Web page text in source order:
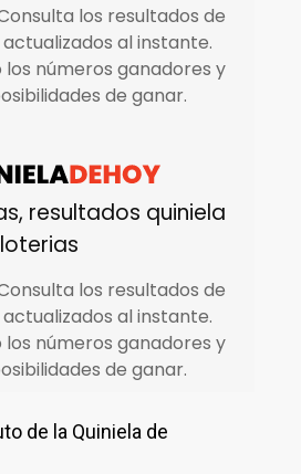
de la Quiniela de